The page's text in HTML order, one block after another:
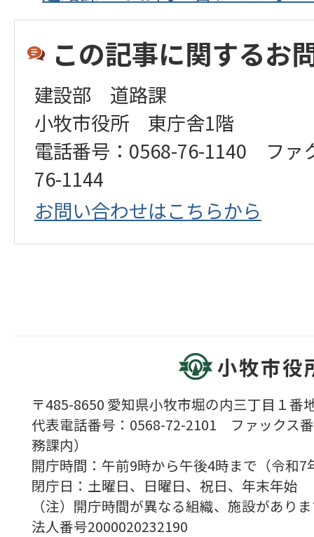
この記事に関するお
建設部 道路課
小牧市役所 東庁舎1階
電話番号：0568-76-1140 ファ
76-1144
お問い合わせはこちらから
小牧市役
〒485-8650 愛知県小牧市堀の内三丁目１番
代表電話番号：0568-72-2101 ファックス
務課内）
開庁時間：午前9時から午後4時まで（令
閉庁日：土曜日、日曜日、祝日、年末年始
（注）開庁時間が異なる組織、施設があり
法人番号2000020232190